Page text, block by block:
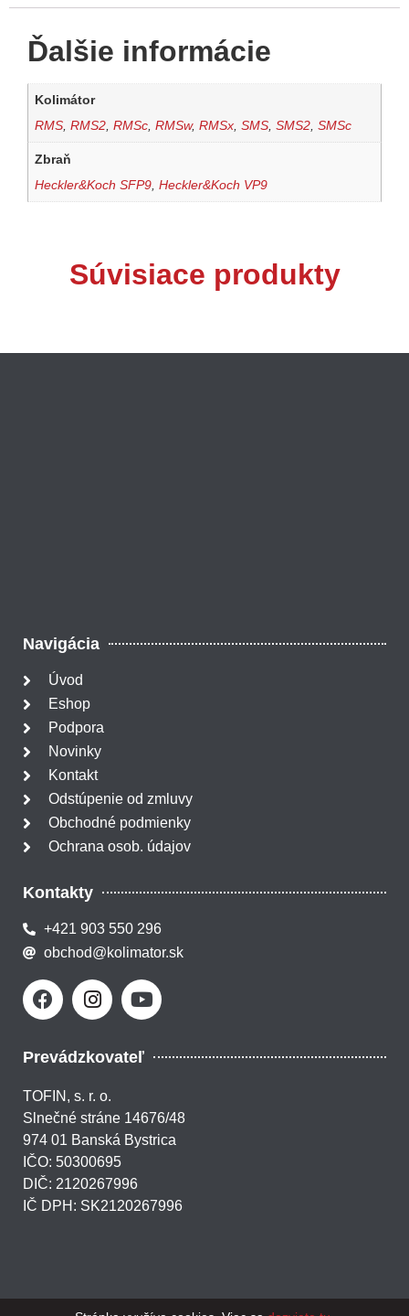
Ďalšie informácie
Kolimátor
RMS ,RMS2 ,RMSc ,RMSw,RMSx ,SMS ,SMS2 ,SMSc
Zbraň
Heckler&Koch SFP9 ,Heckler&Koch VP9
Súvisiace produkty
Navigácia
Úvod
Eshop
Podpora
Novinky
Kontakt
Odstúpenie od zmluvy
Obchodné podmienky
Ochrana osob. údajov
Kontakty
+421 903 550 296
obchod@kolimator.sk
Prevádzkovateľ
TOFIN, s. r. o.
Slnečné stráne 14676/48
974 01 Banská Bystrica
IČO: 50300695
DIČ: 2120267996
IČ DPH: SK2120267996